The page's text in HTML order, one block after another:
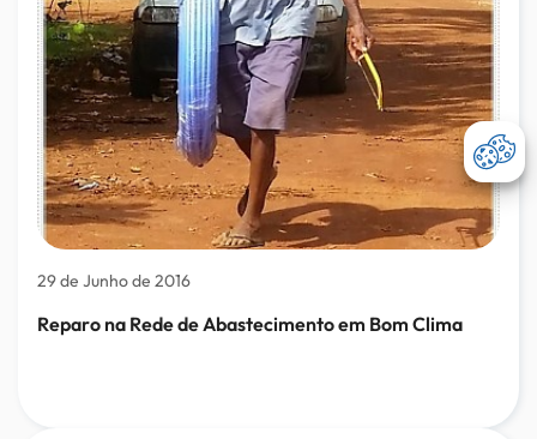
29 de Junho de 2016
Reparo na Rede de Abastecimento em Bom Clima